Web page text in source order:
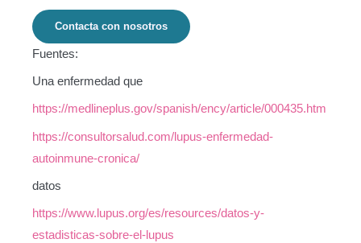
Contacta con nosotros
Fuentes:
Una enfermedad que
https://medlineplus.gov/spanish/ency/article/000435.htm
https://consultorsalud.com/lupus-enfermedad-
autoinmune-cronica/
datos
https://www.lupus.org/es/resources/datos-y-
estadisticas-sobre-el-lupus